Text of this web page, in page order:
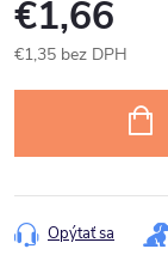
€1,66
€1,35 bez DPH
Opýtať sa